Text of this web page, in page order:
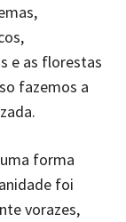
e as florestas
fazemos a
forma
foi
vorazes,